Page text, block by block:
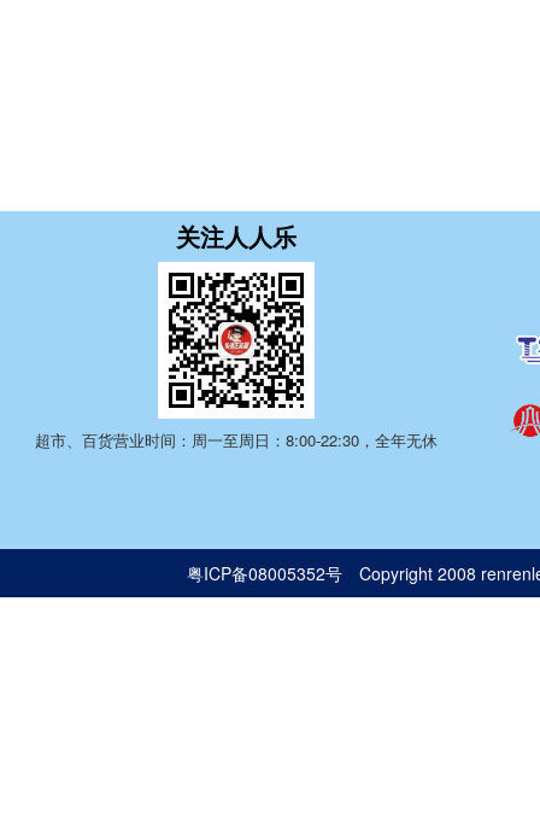
关注人人乐
超市、百货营业时间：周一至周日：8:00-22:30，全年无休
粤ICP备08005352号Copyright 2008